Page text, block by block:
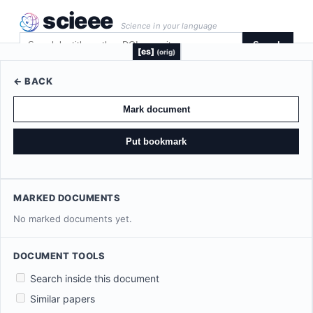
scieee Science in your language
Search
[es] (orig)
← BACK
Mark document
Put bookmark
MARKED DOCUMENTS
No marked documents yet.
DOCUMENT TOOLS
Search inside this document
Similar papers